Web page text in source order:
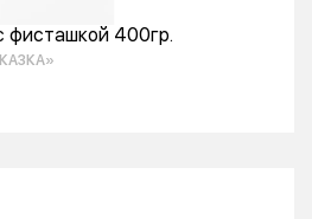
фисташкой 400гр.